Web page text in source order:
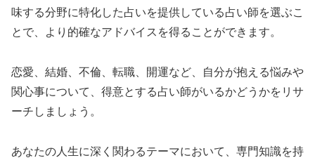
味する分野に特化した占いを提供している占い師を選ぶこ
とで、より的確なアドバイスを得ることができます。
恋愛、結婚、不倫、転職、開運など、自分が抱える悩みや
関心事について、得意とする占い師がいるかどうかをリサ
ーチしましょう。
あなたの人生に深く関わるテーマにおいて、専門知識を持